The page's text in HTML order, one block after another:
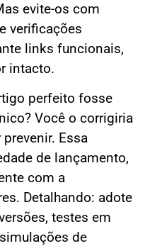
evite-os com
verificações
links funcionais,
intacto.
perfeito fosse
Você o corrigiria
Essa
de lançamento,
com a
Detalhando: adote
testes em
de